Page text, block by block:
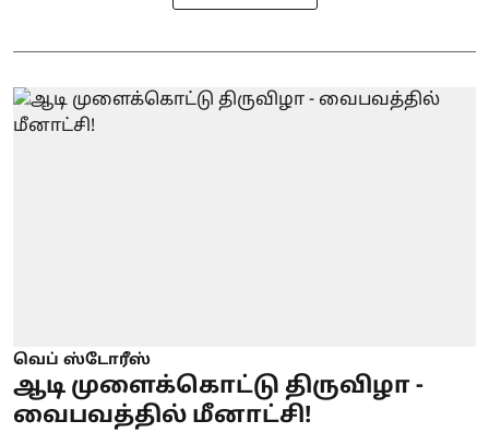
வெப் ஸ்டோரீஸ்
ஆடி முளைக்கொட்டு திருவிழா -
வைபவத்தில் மீனாட்சி!